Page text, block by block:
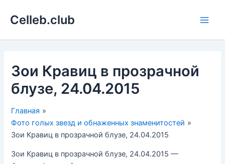
Celleb.club
Зои Кравиц в прозрачной
блузе, 24.04.2015
Главная
Фото голых звезд и обнаженных знаменитостей
Зои Кравиц в прозрачной блузе, 24.04.2015
Зои Кравиц в прозрачной блузе, 24.04.2015 —